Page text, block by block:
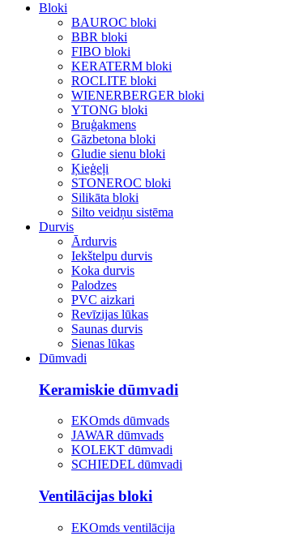
Bloki
BAUROC bloki
BBR bloki
FIBO bloki
KERATERM bloki
ROCLITE bloki
WIENERBERGER bloki
YTONG bloki
Bruģakmens
Gāzbetona bloki
Gludie sienu bloki
Ķieģeļi
STONEROC bloki
Silikāta bloki
Silto veidņu sistēma
Durvis
Ārdurvis
Iekštelpu durvis
Koka durvis
Palodzes
PVC aizkari
Revīzijas lūkas
Saunas durvis
Sienas lūkas
Dūmvadi
Keramiskie dūmvadi
EKOmds dūmvads
JAWAR dūmvads
KOLEKT dūmvadi
SCHIEDEL dūmvadi
Ventilācijas bloki
EKOmds ventilācija